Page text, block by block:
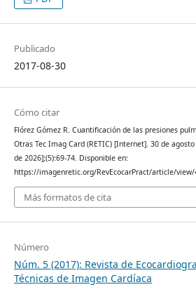
Publicado
2017-08-30
Cómo citar
Flórez Gómez R. Cuantificación de las presiones
Otras Tec Imag Card (RETIC) [Internet]. 30 de
de 2026];(5):69-74. Disponible en:
https://imagenretic.org/RevEcocarPract/article/view/
Más formatos de cita
Número
Núm. 5 (2017): Revista de
Técnicas de Imagen Cardíaca